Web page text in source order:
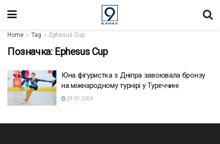
Home Tag Ephesus Cup
Позначка: Ephesus Cup
Юна фігуристка з Дніпра завоювала бронзу
на міжнародному турнірі у Туреччині
29.01.2024